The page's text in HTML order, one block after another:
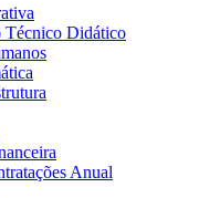
Técnico Didático
Anual